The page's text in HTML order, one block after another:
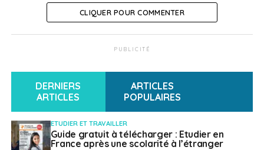
CLIQUER POUR COMMENTER
PUBLICITÉ
DERNIERS
ARTICLES
ARTICLES
POPULAIRES
ETUDIER ET TRAVAILLER
Guide gratuit à télécharger : Etudier en
France après une scolarité à l’étranger